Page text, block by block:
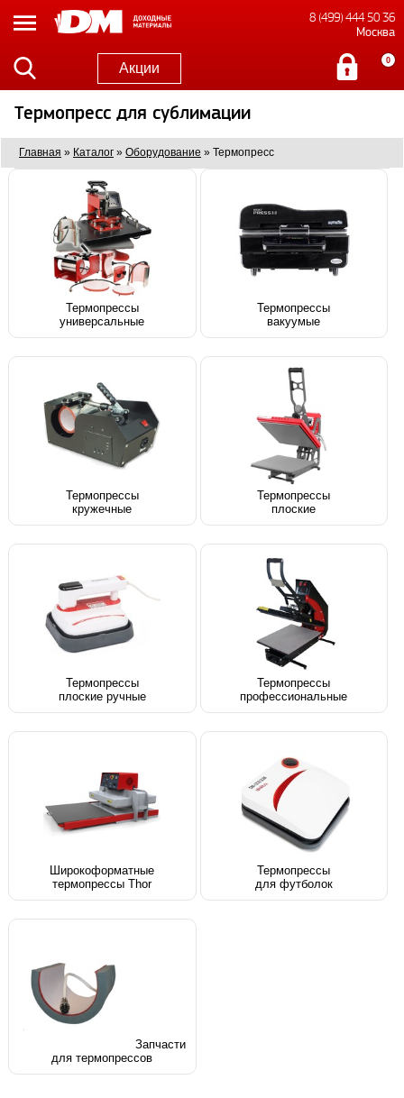
8 (499) 444 50 36
Москва
Акции 0
Термопресс для сублимации
Главная » Каталог » Оборудование » Термопресс
Термопрессы
универсальные
Термопрессы
вакуумые
Термопрессы
кружечные
Термопрессы
плоские
Термопрессы
плоские ручные
Термопрессы
профессиональные
Широкоформатные
термопрессы Thor
Термопрессы
для футболок
Запчасти
для термопрессов